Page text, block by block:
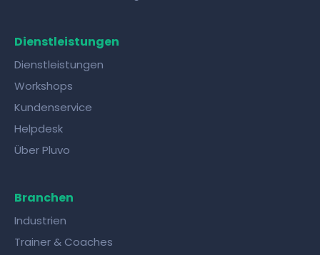
Dienstleistungen
Dienstleistungen
Workshops
Kundenservice
Helpdesk
Über Pluvo
Branchen
Industrien
Trainer & Coaches